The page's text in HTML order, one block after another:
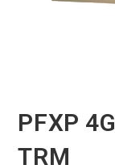
PFXP
TRM